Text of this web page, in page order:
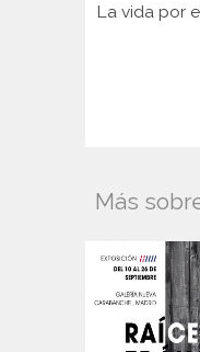
La vida por
Más